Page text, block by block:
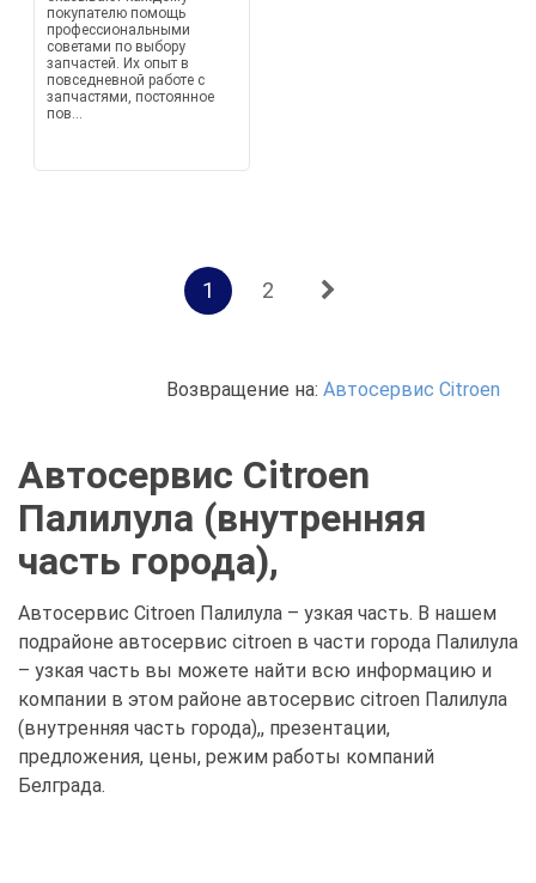
покупателю помощь
профессиональными
советами по выбору
запчастей. Их опыт в
повседневной работе с
запчастями, постоянное
пов...
1 2
Возвращение на: Автосервис Citroen
Автосервис Citroen
Палилула (внутренняя
часть города),
Автосервис Citroen Палилула – узкая часть. В нашем
подрайоне автосервис citroen в части города Палилула
– узкая часть вы можете найти всю информацию и
компании в этом районе автосервис citroen Палилула
(внутренняя часть города),, презентации,
предложения, цены, режим работы компаний
Белграда.